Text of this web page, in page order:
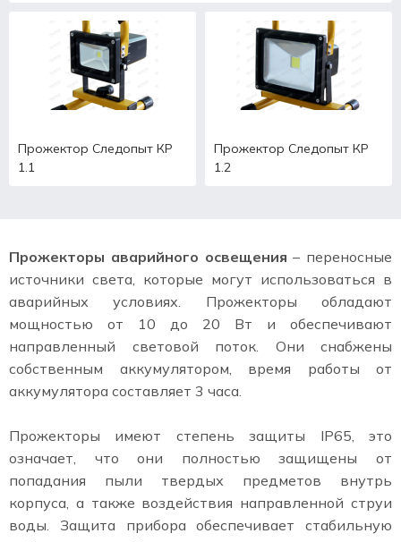
Прожектор Следопыт КР
1.1
Прожектор Следопыт КР
1.2
Прожекторы аварийного освещения – переносные
источники света, которые могут использоваться в
аварийных условиях. Прожекторы обладают
мощностью от 10 до 20 Вт и обеспечивают
направленный световой поток. Они снабжены
собственным аккумулятором, время работы от
аккумулятора составляет 3 часа.
Прожекторы имеют степень защиты IP65, это
означает, что они полностью защищены от
попадания пыли твердых предметов внутрь
корпуса, а также воздействия направленной струи
воды. Защита прибора обеспечивает стабильную